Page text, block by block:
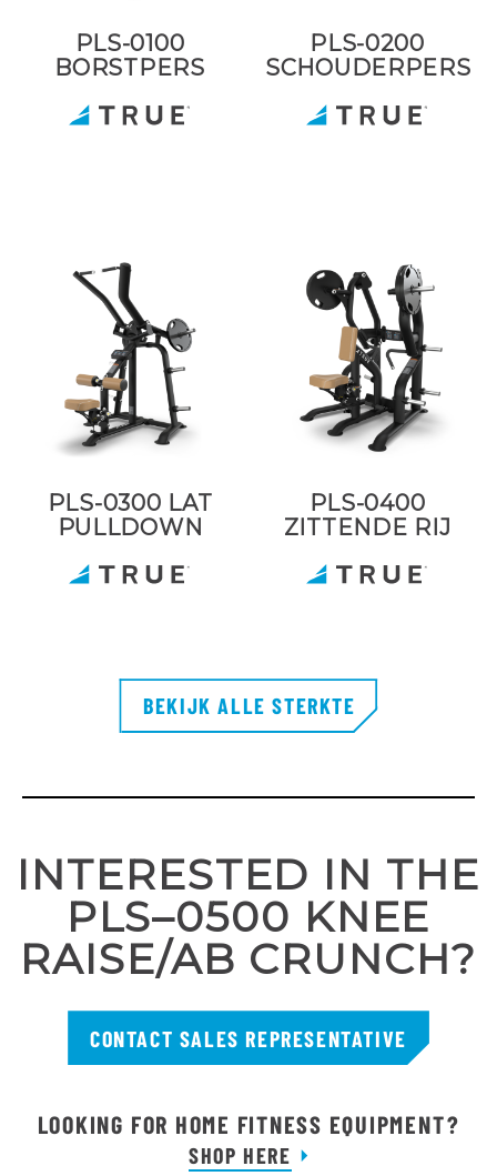
PLS-0100
BORSTPERS
PLS-0200
SCHOUDERPERS
PLS-0300 LAT
PULLDOWN
PLS-0400
ZITTENDE RIJ
BEKIJK ALLE STERKTE
INTERESTED IN THE
PLS–0500 KNEE
RAISE/AB CRUNCH?
CONTACT SALES REPRESENTATIVE
LOOKING FOR HOME FITNESS EQUIPMENT?
SHOP HERE